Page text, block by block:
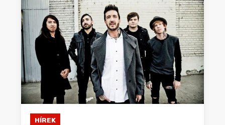
HÍREK